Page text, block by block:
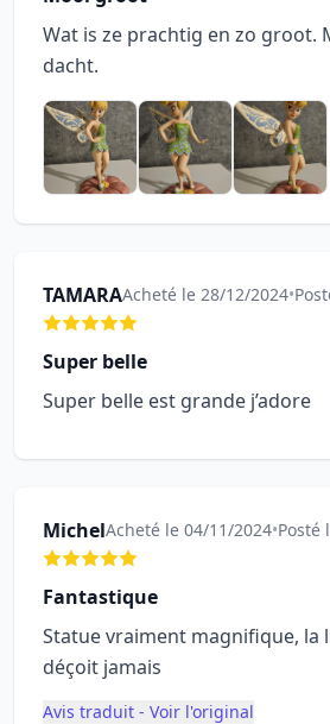
Wat is ze prachtig en zo groot.
dacht.
TAMARAAcheté le 28/12/2024•
Super belle
Super belle est grande j’adore
MichelAcheté le 04/11/2024•Posté
Fantastique
Statue vraiment magnifique, la
déçoit jamais
Avis traduit - Voir l'original